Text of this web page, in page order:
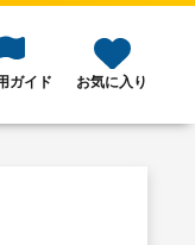
ガイド お気に入り